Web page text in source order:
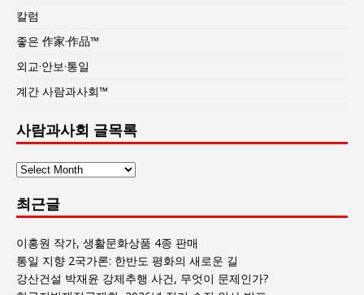
칼럼
좋은 作家·作品™
외교·안보·통일
계간 사람과사회™
사람과사회 글목록
사
과
사
회
글
목
최근글
이홍원 작가, 생활문화상품 4종 판매
통일 지향 2국가론: 한반도 평화의 새로운 길
강산건설 박재윤 강제추행 사건, 무엇이 문제인가?